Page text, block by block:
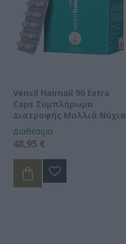
Vencil Hairnail 90 Extra
Caps Συμπλήρωμα
Διατροφής Μαλλιά Νύχια
Διαθέσιμο
48,95 €